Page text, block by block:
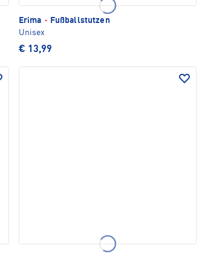
Erima ·
Fußballstutzen
Unisex
€ 13,99